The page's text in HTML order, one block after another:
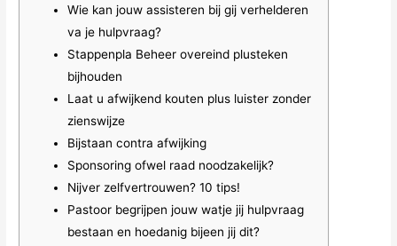
Wie kan jouw assisteren bij gij verhelderen
va je hulpvraag?
Stappenpla Beheer overeind plusteken
bijhouden
Laat u afwijkend kouten plus luister zonder
zienswijze
Bijstaan contra afwijking
Sponsoring ofwel raad noodzakelijk?
Nijver zelfvertrouwen? 10 tips!
Pastoor begrijpen jouw watje jij hulpvraag
bestaan en hoedanig bijeen jij dit?